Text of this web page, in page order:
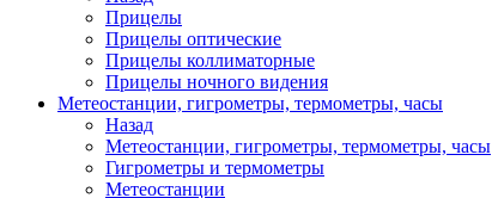
Прицелы
Прицелы оптические
Прицелы коллиматорные
Прицелы ночного видения
Метеостанции, гигрометры, термометры, часы
Назад
Метеостанции, гигрометры, термометры, часы
Гигрометры и термометры
Метеостанции